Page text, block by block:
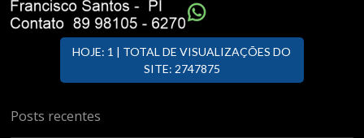
HOJE: 1 | TOTAL DE VISUALIZAÇÕES DO
SITE: 2747875
Posts recentes